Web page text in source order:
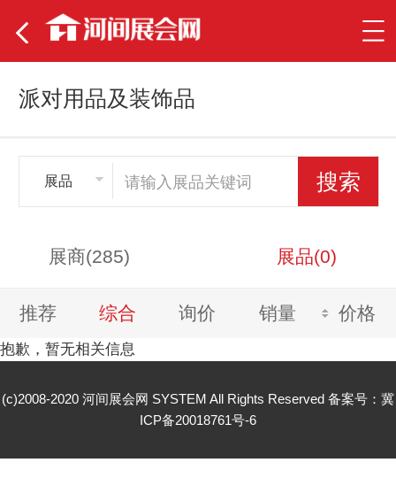
派对用品及装饰品
展品
展商(285) 展品(0)
推荐 综合 询价 销量 价格
抱歉，暂无相关信息
(c)2008-2020 河间展会网 SYSTEM All Rights Reserved 备案号： 冀
ICP备20018761号-6